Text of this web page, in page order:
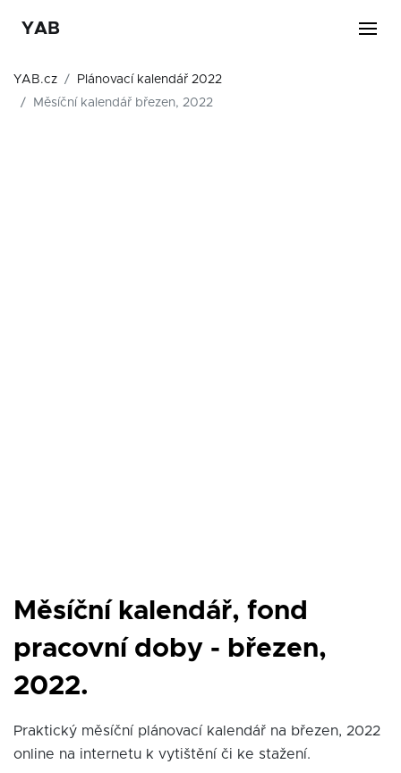
YAB
YAB.cz
Plánovací kalendář 2022
Měsíční kalendář březen, 2022
Měsíční kalendář, fond
pracovní doby - březen,
2022.
Praktický měsíční plánovací kalendář na březen, 2022
online na internetu k vytištění či ke stažení.